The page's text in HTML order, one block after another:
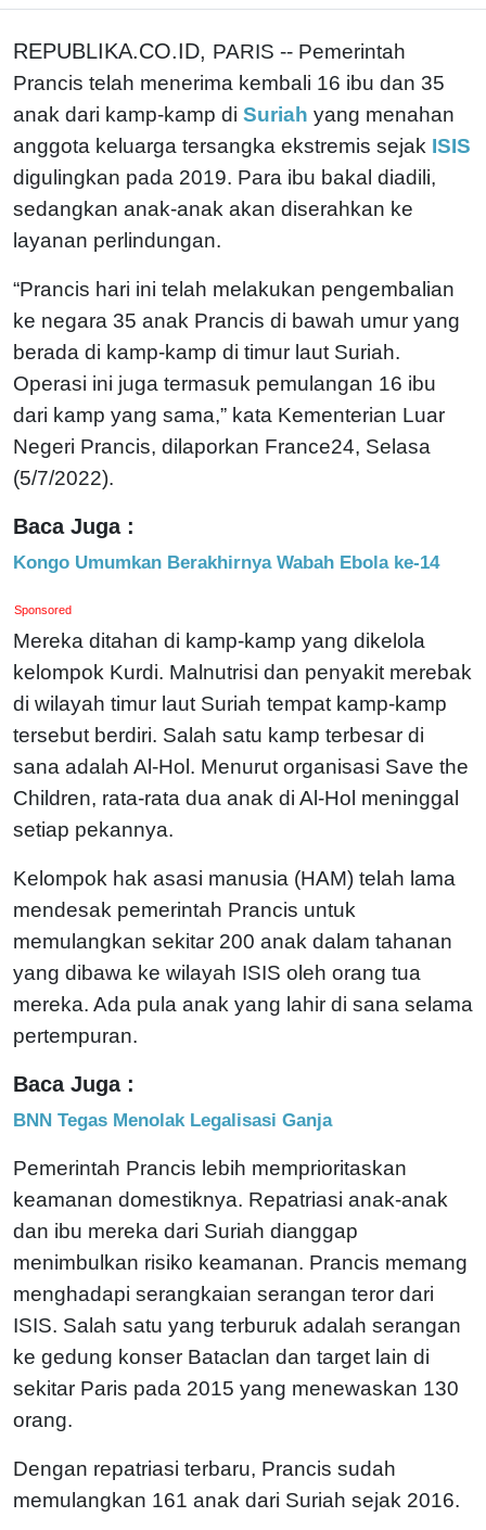
REPUBLIKA.CO.ID, PARIS -- Pemerintah
Prancis telah menerima kembali 16 ibu dan 35
anak dari kamp-kamp di Suriah yang menahan
anggota keluarga tersangka ekstremis sejak ISIS
digulingkan pada 2019. Para ibu bakal diadili,
sedangkan anak-anak akan diserahkan ke
layanan perlindungan.
“Prancis hari ini telah melakukan pengembalian
ke negara 35 anak Prancis di bawah umur yang
berada di kamp-kamp di timur laut Suriah.
Operasi ini juga termasuk pemulangan 16 ibu
dari kamp yang sama,” kata Kementerian Luar
Negeri Prancis, dilaporkan France24, Selasa
(5/7/2022).
Baca Juga :
Kongo Umumkan Berakhirnya Wabah Ebola ke-14
Sponsored
Mereka ditahan di kamp-kamp yang dikelola
kelompok Kurdi. Malnutrisi dan penyakit merebak
di wilayah timur laut Suriah tempat kamp-kamp
tersebut berdiri. Salah satu kamp terbesar di
sana adalah Al-Hol. Menurut organisasi Save the
Children, rata-rata dua anak di Al-Hol meninggal
setiap pekannya.
Kelompok hak asasi manusia (HAM) telah lama
mendesak pemerintah Prancis untuk
memulangkan sekitar 200 anak dalam tahanan
yang dibawa ke wilayah ISIS oleh orang tua
mereka. Ada pula anak yang lahir di sana selama
pertempuran.
Baca Juga :
BNN Tegas Menolak Legalisasi Ganja
Pemerintah Prancis lebih memprioritaskan
keamanan domestiknya. Repatriasi anak-anak
dan ibu mereka dari Suriah dianggap
menimbulkan risiko keamanan. Prancis memang
menghadapi serangkaian serangan teror dari
ISIS. Salah satu yang terburuk adalah serangan
ke gedung konser Bataclan dan target lain di
sekitar Paris pada 2015 yang menewaskan 130
orang.
Dengan repatriasi terbaru, Prancis sudah
memulangkan 161 anak dari Suriah sejak 2016.